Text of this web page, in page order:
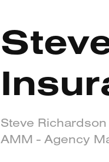
Steve
AMM - Agency